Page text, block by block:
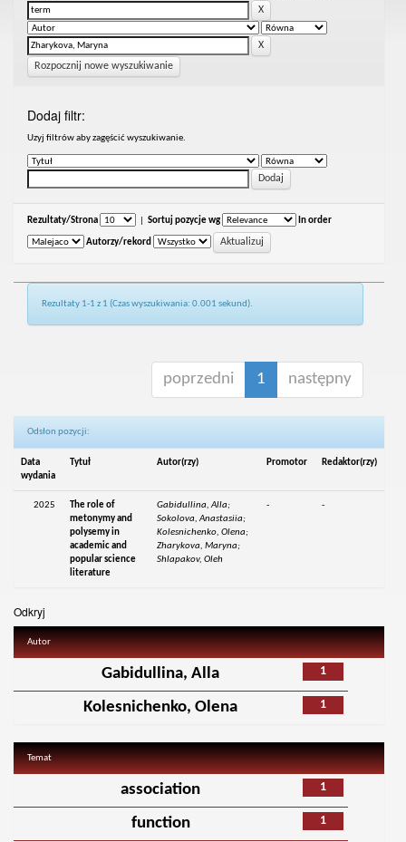
Rozpocznij nowe wyszukiwanie
Dodaj filtr:
Uzyj filtrów aby zagęścić wyszukiwanie.
Rezultaty/Strona Sortuj pozycje wg In order
Autorzy/rekord
Rezultaty 1-1 z 1 (Czas wyszukiwania: 0.001 sekund).
poprzedni 1 następny
Odsłon pozycji:
Data
wydania
Tytuł Autor(rzy) Promotor Redaktor(rzy)
2025
The role of
metonymy and
polysemy in
academic and
popular science
literature
Gabidullina, Alla;
Sokolova, Anastasiia;
Kolesnichenko, Olena;
Zharykova, Maryna;
Shlapakov, Oleh
- -
Odkryj
Autor
1
Gabidullina, Alla
1
Kolesnichenko, Olena
Temat
1
association
1
function